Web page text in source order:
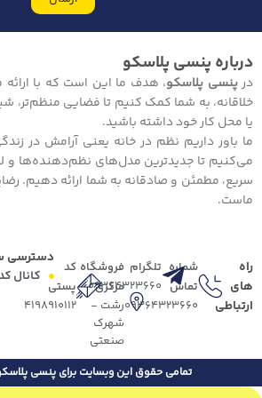
درباره پنسی پلاسکو
درپنسی پلاسکو، هدف ما این است که با ارائه
خلاقانه، به شما کمک کنیم تا فضایی منظم‌تر،
یا محل کار خود داشته باشید.
ما باور داریم نظم در خانه یعنی آرامش در
می‌کنیم تا جدیدترین مدل‌های نظم‌دهنده‌ها و
سریع، مطمئن و صادقانه به شما ارائه دهیم.
ماست.
دسترسی
کانال
راه
های
ارتباطی
شماره
تماس
09364323660
تلگرام
09364323660
فروشگاه
مرکزی
رشت -
شهرک
صنعتی
کد
پستی
4198910112
تمامی حقوق این وبسایت برای پنسی